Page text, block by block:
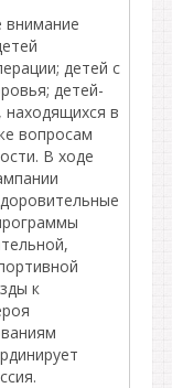
внимание
детей с
детей-
находящихся в
вопросам
В ходе
к